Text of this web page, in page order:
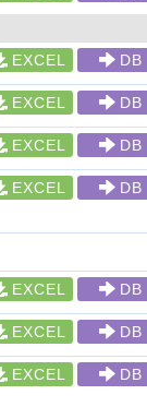
EXCEL DB
EXCEL DB
EXCEL DB
EXCEL DB
EXCEL DB
EXCEL DB
EXCEL DB